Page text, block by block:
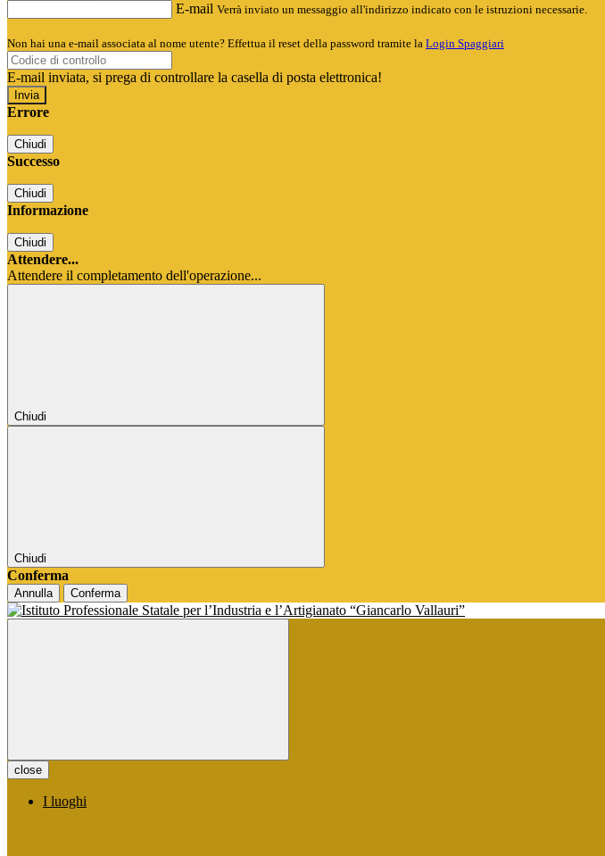
E-mail Verrà inviato un messaggio all'indirizzo indicato con le istruzioni necessarie.
Non hai una e-mail associata al nome utente? Effettua il reset della password tramite la Login Spaggiari
E-mail inviata, si prega di controllare la casella di posta elettronica!
Errore
Chiudi
Successo
Chiudi
Informazione
Chiudi
Attendere...
Attendere il completamento dell'operazione...
Chiudi
Chiudi
Conferma
Annulla Conferma
close
I luoghi